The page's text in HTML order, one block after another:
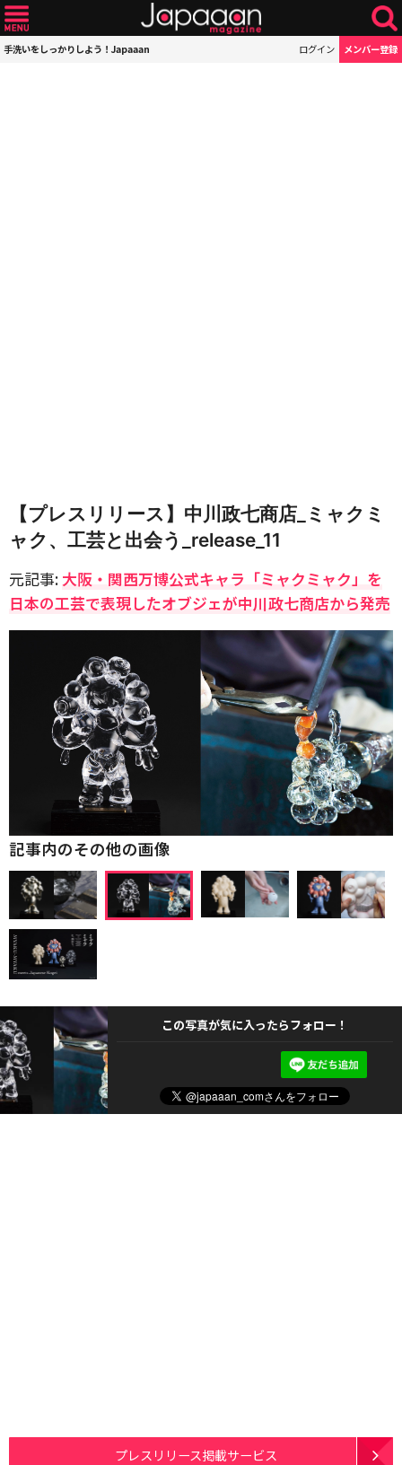
手洗いをしっかりしよう！Japaaan ログイン メンバー登録
【プレスリリース】中川政七商店_ミャクミ
ャク、工芸と出会う_release_11
元記事:大阪・関西万博公式キャラ「ミャクミャク」を
日本の工芸で表現したオブジェが中川政七商店から発売
記事内のその他の画像
この写真が気に入ったらフォロー！
プレスリリース掲載サービス